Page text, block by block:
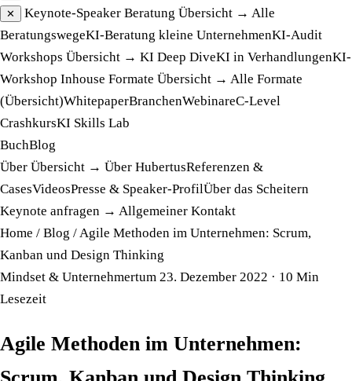
✕
Keynote-Speaker Beratung Übersicht → Alle
BeratungswegeKI-Beratung kleine UnternehmenKI-Audit
Workshops Übersicht → KI Deep DiveKI in VerhandlungenKI-
Workshop Inhouse Formate Übersicht → Alle Formate
(Übersicht)WhitepaperBranchenWebinareC-Level
CrashkursKI Skills Lab
BuchBlog
Über Übersicht → Über HubertusReferenzen &
CasesVideosPresse & Speaker-ProfilÜber das Scheitern
Keynote anfragen → Allgemeiner Kontakt
Home / Blog /Agile Methoden im Unternehmen: Scrum,
Kanban und Design Thinking
Mindset & Unternehmertum 23. Dezember 2022 · 10 Min
Lesezeit
Agile Methoden im Unternehmen: